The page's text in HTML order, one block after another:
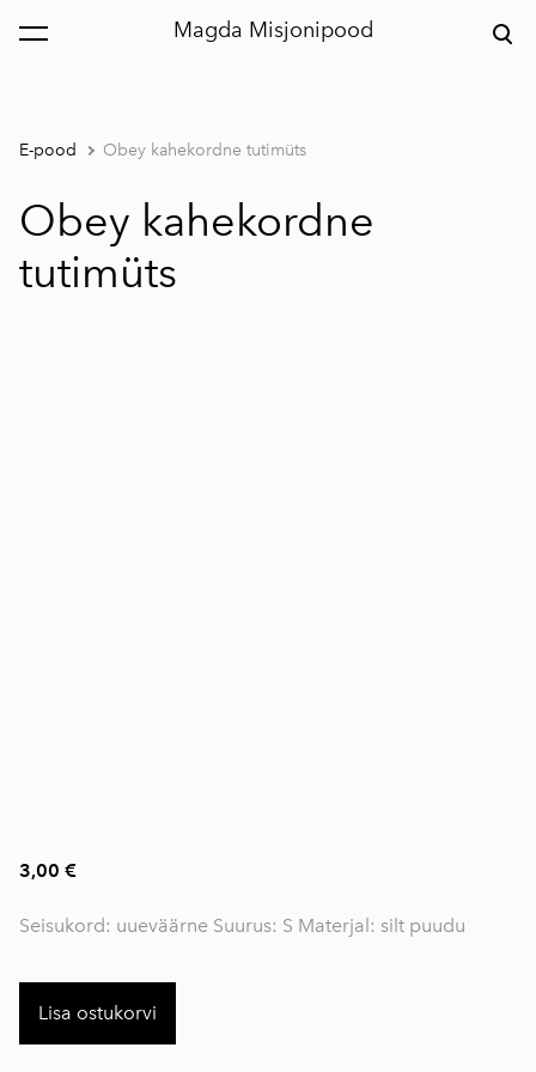
Magda Misjonipood
lisati ostukorvi. Vaata ostukorvi
E-pood Obey kahekordne tutimüts
Obey kahekordne
tutimüts
3,00 €
Seisukord: uueväärne Suurus: S Materjal: silt puudu
Lisa ostukorvi